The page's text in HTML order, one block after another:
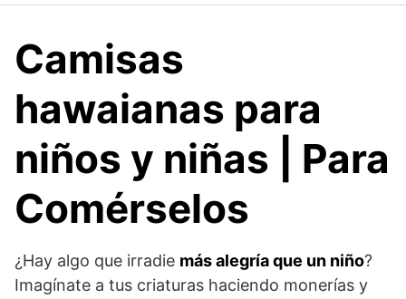
Camisas
hawaianas para
niños y niñas | Para
Comérselos
¿Hay algo que irradie más alegría que un niño?
Imagínate a tus criaturas haciendo monerías y